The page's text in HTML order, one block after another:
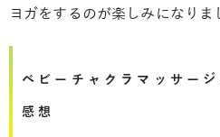
ヨガをするのが楽しみになりま
ベビーチャクラマッサー
感想